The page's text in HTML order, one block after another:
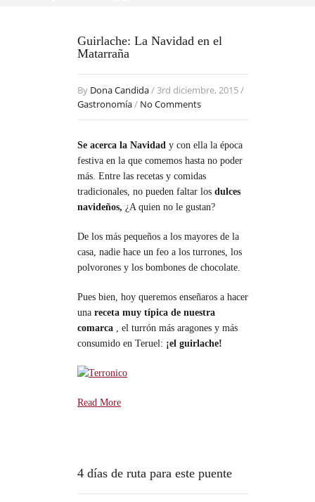
Guirlache: La Navidad en el
Matarraña
By Dona Candida/ 3rd diciembre, 2015 /
Gastronomía/ No Comments
Se acerca la Navidad y con ella la época
festiva en la que comemos hasta no poder
más. Entre las recetas y comidas
tradicionales, no pueden faltar los dulces
navideños, ¿A quien no le gustan?
De los más pequeños a los mayores de la
casa, nadie hace un feo a los turrones, los
polvorones y los bombones de chocolate.
Pues bien, hoy queremos enseñaros a hacer
una receta muy típica de nuestra
comarca , el turrón más aragones y más
consumido en Teruel: ¡el guirlache!
Read More
4 días de ruta para este puente